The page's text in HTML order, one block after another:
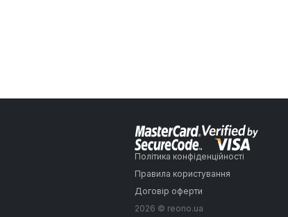
Політика конфіденційності
Правила користування
Договір оферти
2026 © reono.ua